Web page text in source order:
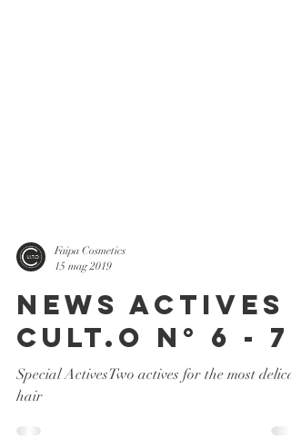
Faipa Cosmetics
15 mag 2019
News Actives
CULT.O N° 6 - 7